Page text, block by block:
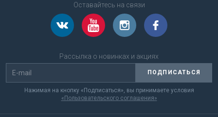
Оставайтесь на связи
Рассылка о новинках и акциях
ПОДПИСАТЬСЯ
Нажимая на кнопку «Подписаться», вы принимаете условия
«Пользовательского соглашения»